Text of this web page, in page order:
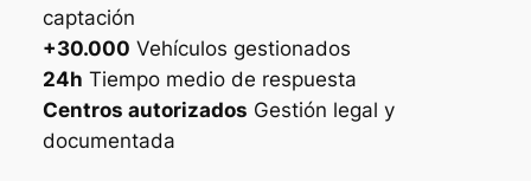
captación
+30.000 Vehículos gestionados
24h Tiempo medio de respuesta
Centros autorizados Gestión legal y
documentada